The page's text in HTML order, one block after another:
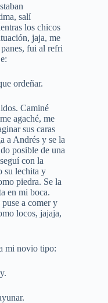
salí
los chicos
jaja, me
fui al refri
ordeñar.
Caminé
agaché, me
sus caras
a Andrés y se la
posible de una
con la
su lechita y
piedra. Se la
en mi boca.
a comer y
locos, jajaja,
mi novio tipo: